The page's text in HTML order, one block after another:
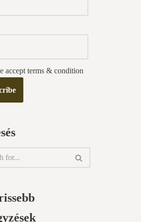
accept terms & condition